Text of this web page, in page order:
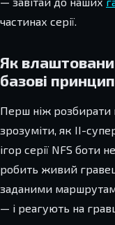
частинах серії.
Як
базові
Перш ніж розбирати
зрозуміти, як ІІ-
ігор серії NFS
робить живий
заданими
— і реагують на